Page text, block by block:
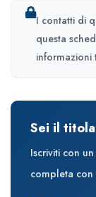
I contatti di
questa
informazioni
Sei il
Iscriviti con
completa con